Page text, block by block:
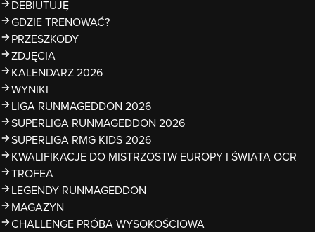
DEBIUTUJĘ
GDZIE TRENOWAĆ?
PRZESZKODY
ZDJĘCIA
KALENDARZ 2026
WYNIKI
LIGA RUNMAGEDDON 2026
SUPERLIGA RUNMAGEDDON 2026
SUPERLIGA RMG KIDS 2026
KWALIFIKACJE DO MISTRZOSTW EUROPY I ŚWIATA OCR
TROFEA
LEGENDY RUNMAGEDDON
MAGAZYN
CHALLENGE PRÓBA WYSOKOŚCIOWA